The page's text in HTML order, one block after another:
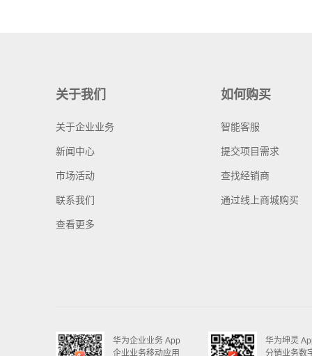
关于我们
关于企业业务
新闻中心
市场活动
联系我们
查看更多
如何购买
智能客服
提交项目需求
查找经销商
通过线上商城购买
华为企业业务 App
企业业务移动应用
华为坤灵
分销业务数